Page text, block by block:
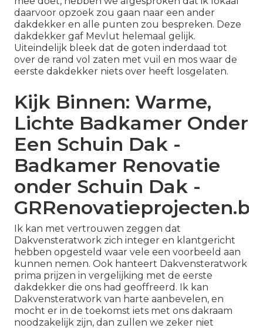
daarvoor opzoek zou gaan naar een ander
dakdekker en alle punten zou bespreken. Deze
dakdekker gaf Mevlut helemaal gelijk.
Uiteindelijk bleek dat de goten inderdaad tot
over de rand vol zaten met vuil en mos waar de
eerste dakdekker niets over heeft losgelaten.
Kijk Binnen: Warme,
Lichte Badkamer Onder
Een Schuin Dak -
Badkamer Renovatie
onder Schuin Dak -
GRRenovatieprojecten.be
Ik kan met vertrouwen zeggen dat
Dakvensteratwork zich integer en klantgericht
hebben opgesteld waar vele een voorbeeld aan
kunnen nemen. Ook hanteert Dakvensteratwork
prima prijzen in vergelijking met de eerste
dakdekker die ons had geoffreerd. Ik kan
Dakvensteratwork van harte aanbevelen, en
mocht er in de toekomst iets met ons dakraam
noodzakelijk zijn, dan zullen we zeker niet